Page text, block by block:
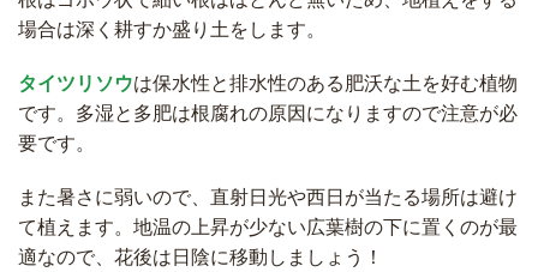
場合は深く耕すか盛り土をします。
タイツリソウは保水性と排水性のある肥沃な土を好む植物
です。多湿と多肥は根腐れの原因になりますので注意が必
要です。
また暑さに弱いので、直射日光や西日が当たる場所は避け
て植えます。地温の上昇が少ない広葉樹の下に置くのが最
適なので、花後は日陰に移動しましょう！